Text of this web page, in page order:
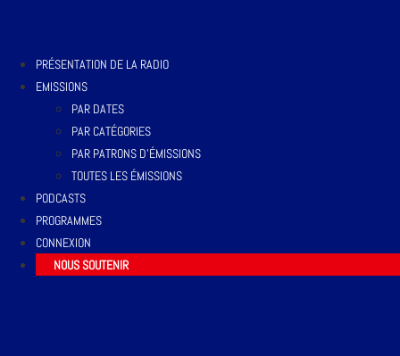
PRÉSENTATION DE LA RADIO
EMISSIONS
PAR DATES
PAR CATÉGORIES
PAR PATRONS D’ÉMISSIONS
TOUTES LES ÉMISSIONS
PODCASTS
PROGRAMMES
CONNEXION
NOUS SOUTENIR